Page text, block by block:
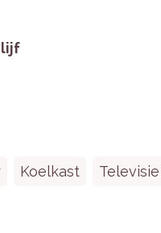
combimagnetron,
voor fietsen.
Koelkast Televisie